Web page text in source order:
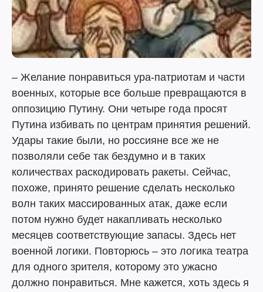
– Желание понравиться ура-патриотам и части
военных, которые все больше превращаются в
оппозицию Путину. Они четыре года просят
Путина избивать по центрам принятия решений.
Удары такие были, но россияне все же не
позволяли себе так бездумно и в таких
количествах раскодировать ракеты. Сейчас,
похоже, принято решение сделать несколько
волн таких массированных атак, даже если
потом нужно будет накапливать несколько
месяцев соответствующие запасы. Здесь нет
военной логики. Повторюсь – это логика театра
для одного зрителя, которому это ужасно
должно понравиться. Мне кажется, хоть здесь я